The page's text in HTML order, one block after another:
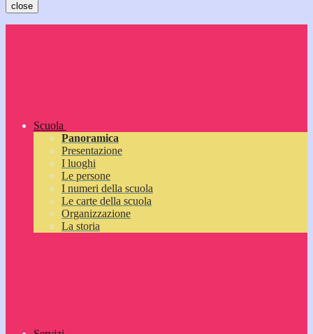
close
Scuola
Panoramica
Presentazione
I luoghi
Le persone
I numeri della scuola
Le carte della scuola
Organizzazione
La storia